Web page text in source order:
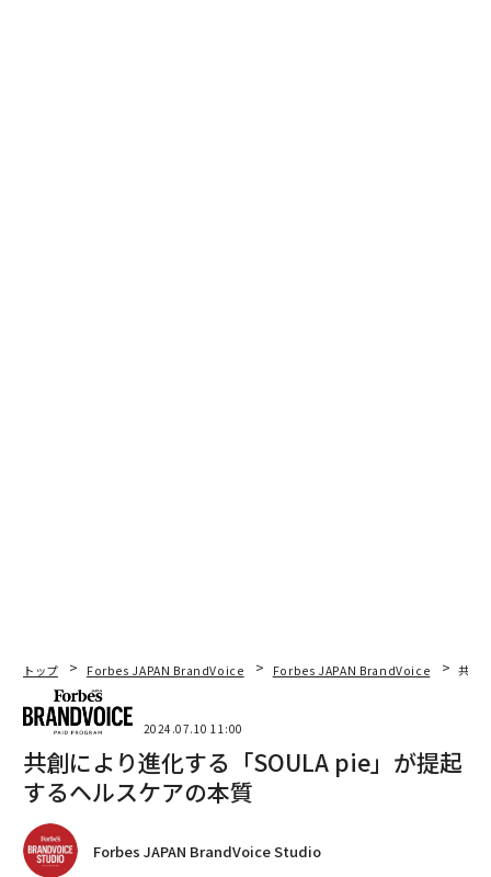
トップ Forbes JAPAN BrandVoice Forbes JAPAN BrandVoice 共創
2024.07.10 11:00
共創により進化する「SOULA pie」が提起
するヘルスケアの本質
Forbes JAPAN BrandVoice Studio